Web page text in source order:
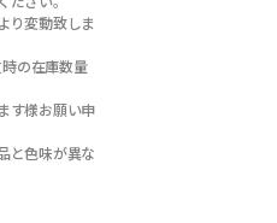
り変動致しま
の在庫数量
す様お願い申
と色味が異な